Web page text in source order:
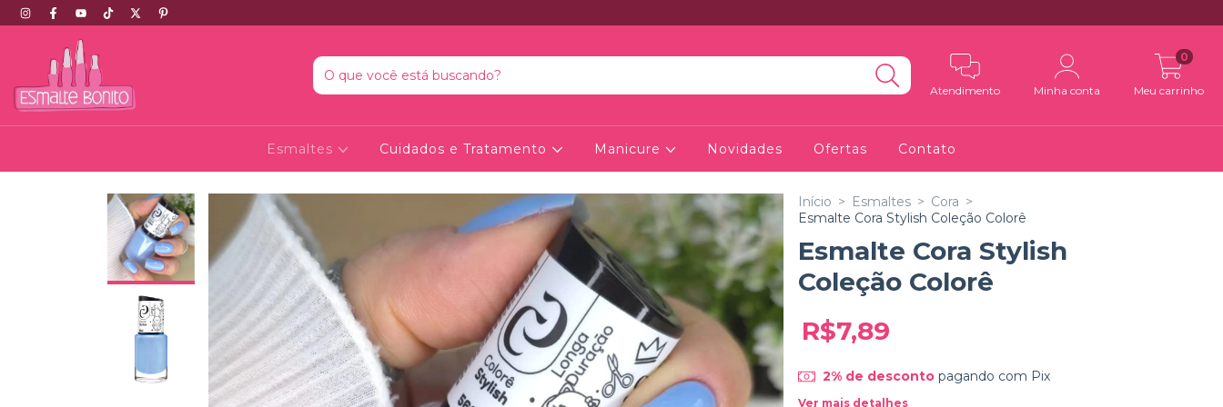
Atendimento Minha conta Meu carrinho
0
Esmaltes Cuidados e Tratamento Manicure Novidades Ofertas Contato
Início > Esmaltes > Cora >
Esmalte Cora Stylish Coleção Colorê
Esmalte Cora Stylish
Coleção Colorê
R$7,89
2% de descontopagando com Pix
Ver mais detalhes